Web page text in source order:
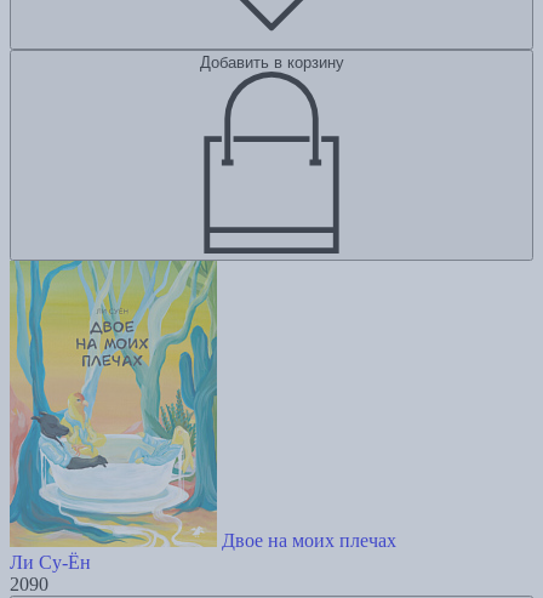
Добавить в корзину
Двое на моих плечах
Ли Су-Ён
2090